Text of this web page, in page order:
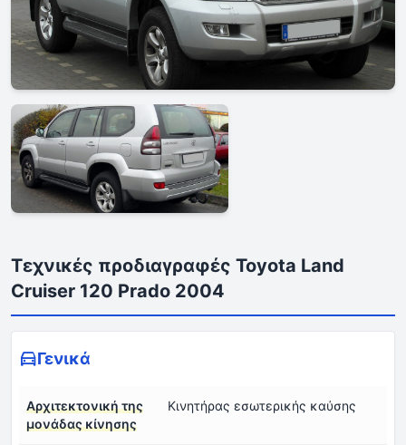
Τεχνικές προδιαγραφές Toyota Land
Cruiser 120 Prado 2004
Γενικά
Αρχιτεκτονική της
μονάδας κίνησης
Κινητήρας εσωτερικής καύσης